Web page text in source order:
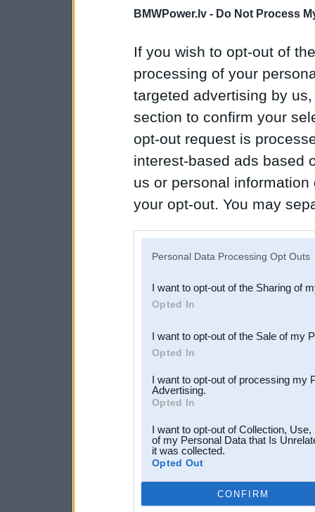
BMWPower.lv - Do Not Process
If you wish to opt-out of
processing of your
targeted advertising by
section to confirm your
opt-out request is
interest-based ads based
us or personal
your opt-out. You may
Downstream Participants
third parties.
Personal Data Processing Opt Outs
I want to opt-out of the Sharing of
Opted In
I want to opt-out of the Sale of my
Opted In
I want to opt-out of processing my
Advertising.
Opted In
I want to opt-out of Collection,
of my Personal Data that Is
it was collected.
Opted Out
CONFIRM